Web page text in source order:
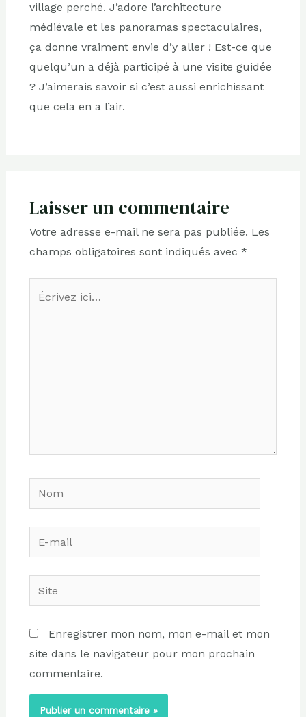
village perché. J’adore l’architecture
médiévale et les panoramas spectaculaires,
ça donne vraiment envie d’y aller ! Est-ce que
quelqu’un a déjà participé à une visite guidée
? J’aimerais savoir si c’est aussi enrichissant
que cela en a l’air.
Laisser un commentaire
Votre adresse e-mail ne sera pas publiée. Les
champs obligatoires sont indiqués avec *
Nom
E-
mail
Site
Enregistrer mon nom, mon e-mail et mon
site dans le navigateur pour mon prochain
commentaire.